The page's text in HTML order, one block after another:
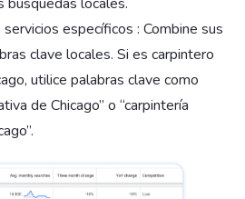
específicos : Combine sus
clave locales. Si es carpintero
utilice palabras clave como
de Chicago” o “carpintería